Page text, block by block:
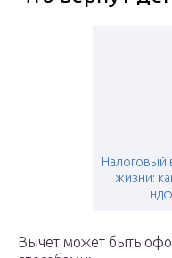
Налоговый
жизни:
Вычет может быть